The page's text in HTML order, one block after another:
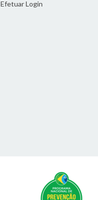
Efetuar Login